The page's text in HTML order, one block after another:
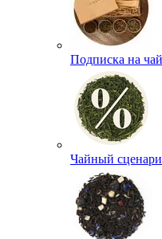
Подписка на чай
Чайный